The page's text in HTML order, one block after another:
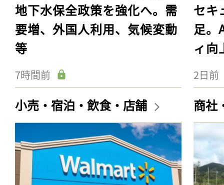
地下水保全政策を強化へ。需
要増、外国人利用、気候変動
等
7時間前
セキ
足。
ィ向
2日前
小売・宿泊・飲食・店舗 商社